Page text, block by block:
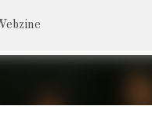
au contenu principal